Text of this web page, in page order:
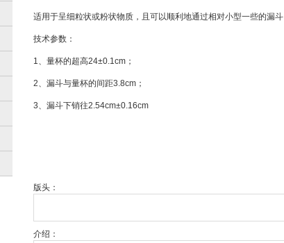
适用于呈细粒状或粉状物质，且可以顺利地通过相对小型一些的漏斗
技术参数：
1、量杯的超高24±0.1cm；
2、漏斗与量杯的间距3.8cm；
3、漏斗下销往2.54cm±0.16cm
版头：
介绍：